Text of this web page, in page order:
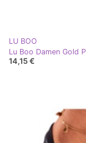
LU BOO
Lu Boo Damen Gold
14,15 €